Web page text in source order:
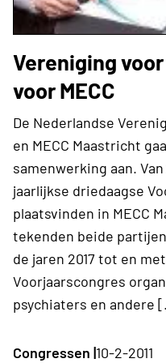
Vereniging
voor MECC
De Nederlandse
en MECC Maastricht
samenwerking aan.
jaarlijkse driedaagse
plaatsvinden in MECC
tekenden beide
de jaren 2017 tot en
Voorjaarscongres
psychiaters en andere
Congressen |10-2-2011